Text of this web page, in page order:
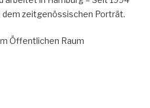
zeitgenössischen Porträt.
Öffentlichen Raum